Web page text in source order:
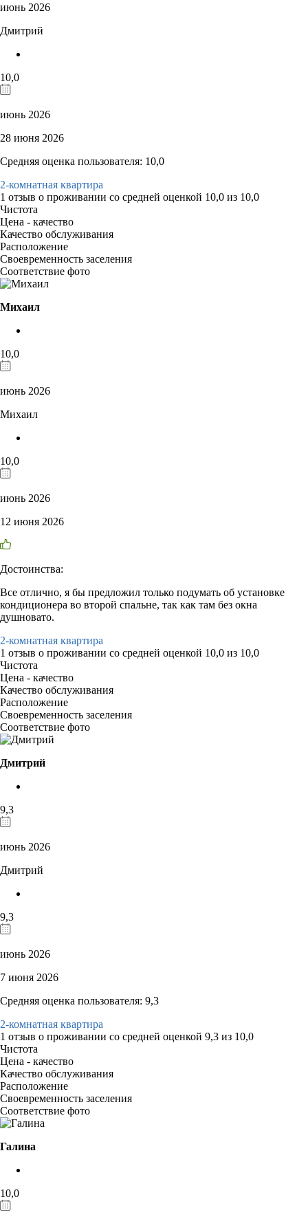
июнь 2026
Дмитрий
10,0
июнь 2026
28 июня 2026
Средняя оценка пользователя: 10,0
2-комнатная квартира
1 отзыв о проживании со средней оценкой 10,0 из 10,0
Чистота
Цена - качество
Качество обслуживания
Расположение
Своевременность заселения
Соответствие фото
Михаил
10,0
июнь 2026
Михаил
10,0
июнь 2026
12 июня 2026
Достоинства:
Все отлично, я бы предложил только подумать об установке
кондиционера во второй спальне, так как там без окна
душновато.
2-комнатная квартира
1 отзыв о проживании со средней оценкой 10,0 из 10,0
Чистота
Цена - качество
Качество обслуживания
Расположение
Своевременность заселения
Соответствие фото
Дмитрий
9,3
июнь 2026
Дмитрий
9,3
июнь 2026
7 июня 2026
Средняя оценка пользователя: 9,3
2-комнатная квартира
1 отзыв о проживании со средней оценкой 9,3 из 10,0
Чистота
Цена - качество
Качество обслуживания
Расположение
Своевременность заселения
Соответствие фото
Галина
10,0